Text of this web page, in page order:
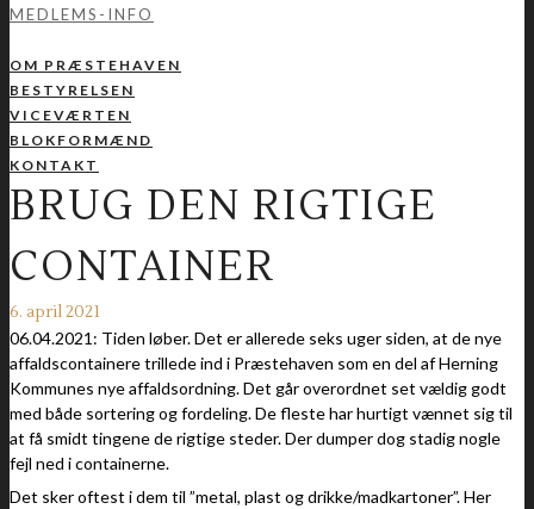
MEDLEMS-INFO
OM PRÆSTEHAVEN
BESTYRELSEN
VICEVÆRTEN
BLOKFORMÆND
KONTAKT
BRUG DEN RIGTIGE
CONTAINER
6. april 2021
06.04.2021: Tiden løber. Det er allerede seks uger siden, at de nye
affaldscontainere trillede ind i Præstehaven som en del af Herning
Kommunes nye affaldsordning. Det går overordnet set vældig godt
med både sortering og fordeling. De fleste har hurtigt vænnet sig til
at få smidt tingene de rigtige steder. Der dumper dog stadig nogle
fejl ned i containerne.
Det sker oftest i dem til ”metal, plast og drikke/madkartoner”. Her